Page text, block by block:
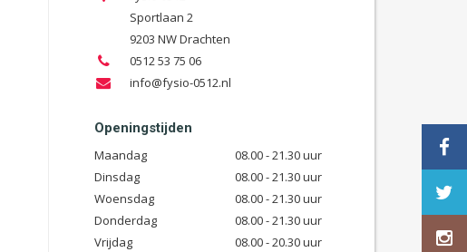
Sportlaan 2
9203 NW Drachten
0512 53 75 06
info@fysio-0512.nl
Openingstijden
Maandag
08.00 - 21.30 uur
Dinsdag
08.00 - 21.30 uur
Woensdag
08.00 - 21.30 uur
Donderdag
08.00 - 21.30 uur
Vrijdag
08.00 - 20.30 uur